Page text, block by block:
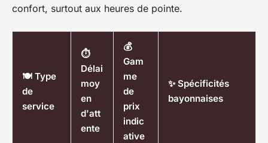
confort, surtout aux heures de pointe.
🍽️ Type
de
service
⏱️
Délai
moy
en
d'att
ente
💰
Gam
me
de
prix
indic
ative
✨ Spécificités
bayonnaises